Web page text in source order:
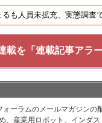
も人員未拡充、実態調査
載を「連載記事アラ
ォーラムのメールマガジンの
、産業用ロボット、インダ